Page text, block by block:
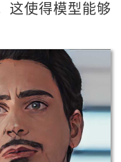
这使得模型能够